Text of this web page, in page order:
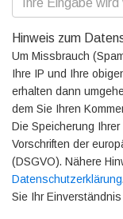
Hinweis zum
Um Missbrauch
Ihre IP und Ihre
erhalten dann
dem Sie Ihren
Die Speicherung
Vorschriften der
(DSGVO). Nähere
Datenschutzerklärung
Sie Ihr